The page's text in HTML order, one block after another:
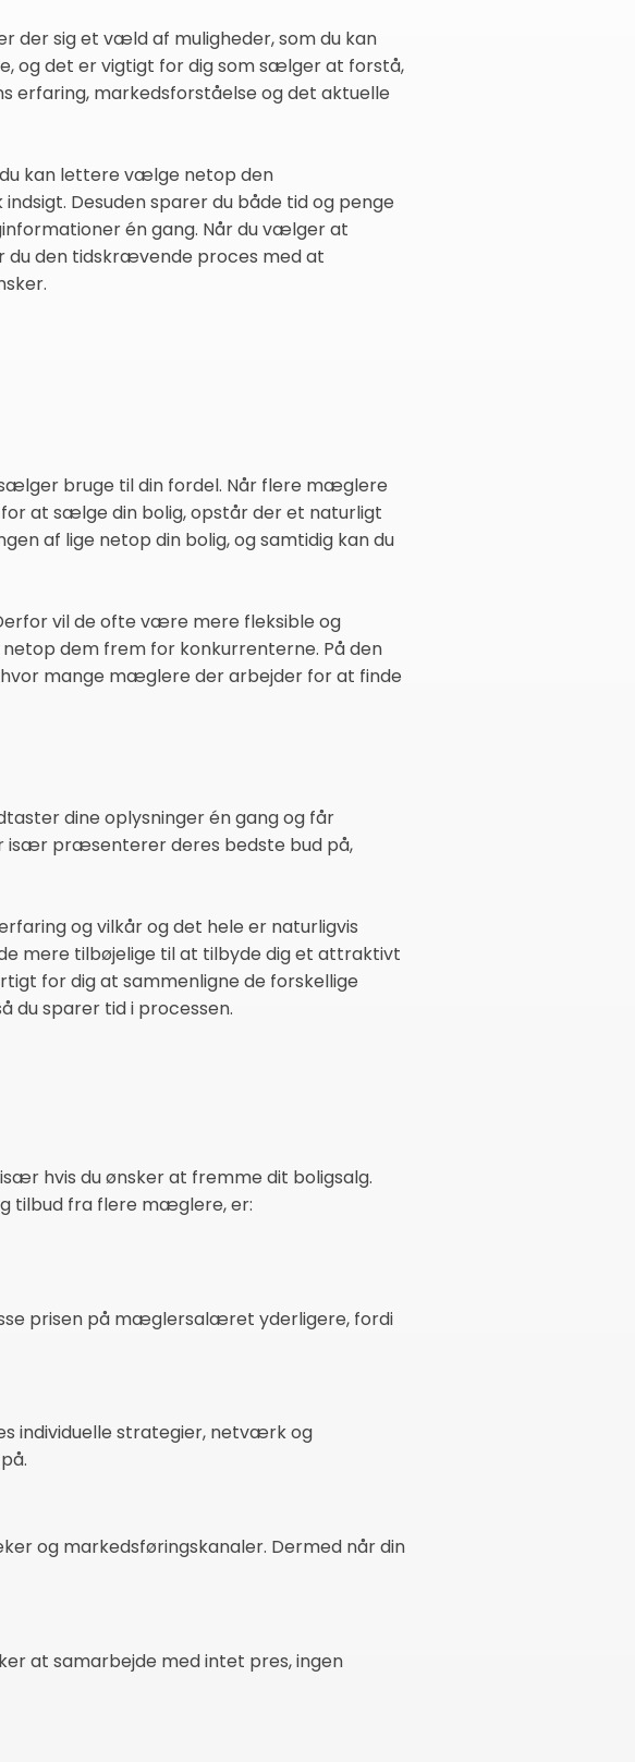
der sig et væld af muligheder, som du kan
og det er vigtigt for dig som sælger at forstå,
markedsforståelse og det aktuelle
kan lettere vælge netop den
Desuden sparer du både tid og penge
én gang. Når du vælger at
den tidskrævende proces med at
bruge til din fordel. Når flere mæglere
at sælge din bolig, opstår der et naturligt
af lige netop din bolig, og samtidig kan du
vil de ofte være mere fleksible og
dem frem for konkurrenterne. På den
mange mæglere der arbejder for at finde
dine oplysninger én gang og får
især præsenterer deres bedste bud på,
og vilkår og det hele er naturligvis
mere tilbøjelige til at tilbyde dig et attraktivt
for dig at sammenligne de forskellige
du sparer tid i processen.
hvis du ønsker at fremme dit boligsalg.
tilbud fra flere mæglere, er:
prisen på mæglersalæret yderligere, fordi
individuelle strategier, netværk og
og markedsføringskanaler. Dermed når din
at samarbejde med intet pres, ingen